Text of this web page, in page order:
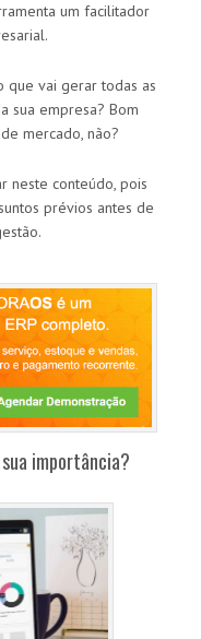
um facilitador
que vai gerar todas as
sua empresa? Bom
mercado, não?
neste conteúdo, pois
prévios antes de
importância?